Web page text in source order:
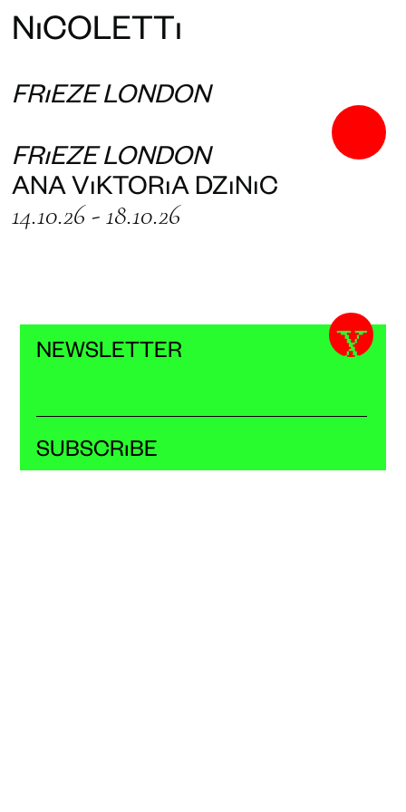
NıCOLETTı
FRIEZE LONDON
FRIEZE LONDON
ANA VIKTORIA DZINIC
14.10.26 - 18.10.26
NEWSLETTER X